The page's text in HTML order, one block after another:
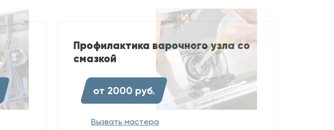
Профилактика варочного узла со
смазкой
от 2000 руб.
Вызвать мастера